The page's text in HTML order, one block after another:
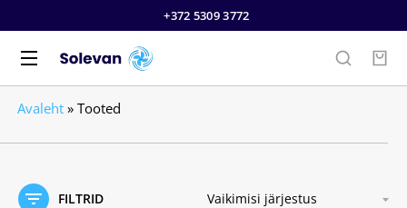
+372 5309 3772
Avaleht » Tooted
FILTRID